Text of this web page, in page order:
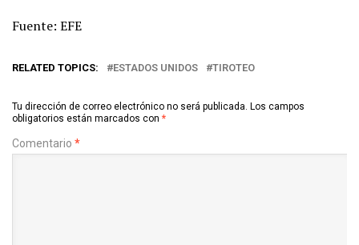
Fuente: EFE
RELATED TOPICS: ESTADOS UNIDOS TIROTEO
Tu dirección de correo electrónico no será publicada. Los campos
obligatorios están marcados con *
Comentario *